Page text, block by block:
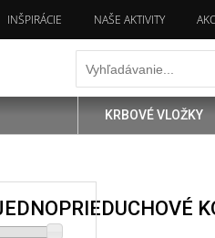
INŠPIRÁCIE NAŠE AKTIVITY
KRBOVÉ VLOŽKY